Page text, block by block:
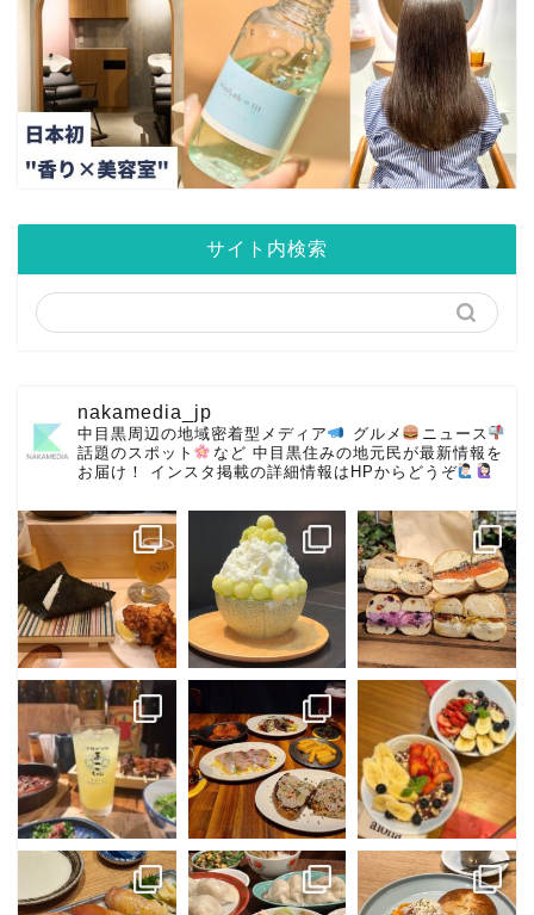
サイト内検索
nakamedia_jp
中目黒周辺の地域密着型メディア グルメ
ニュース
話題のスポット
など 中目黒住みの地元民が最新情報を
お届け！
インスタ掲載の詳細情報はHPからどうぞ